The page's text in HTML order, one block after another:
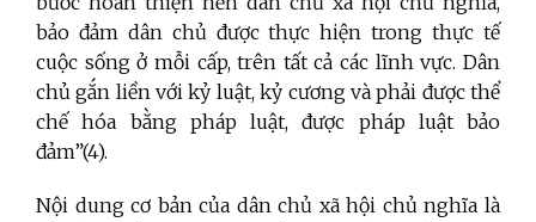
bảo đảm dân chủ được thực hiện trong thực tế
cuộc sống ở mỗi cấp, trên tất cả các lĩnh vực. Dân
chủ gắn liền với kỷ luật, kỷ cương và phải được thể
chế hóa bằng pháp luật, được pháp luật bảo
đảm”(4).
Nội dung cơ bản của dân chủ xã hội chủ nghĩa là